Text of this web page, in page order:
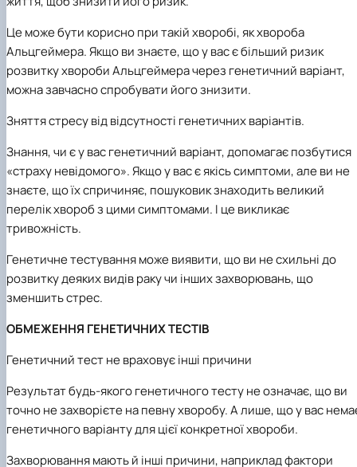
Це може бути корисно при такій хворобі, як хвороба
Альцгеймера. Якщо ви знаєте, що у вас є більший ризик
розвитку хвороби Альцгеймера через генетичний варіант,
можна завчасно спробувати його знизити.
Зняття стресу від відсутності генетичних варіантів.
Знання, чи є у вас генетичний варіант, допомагає позбутися
«страху невідомого». Якщо у вас є якісь симптоми, але ви не
знаєте, що їх спричиняє, пошуковик знаходить великий
перелік хвороб з цими симптомами. І це викликає
тривожність.
Генетичне тестування може виявити, що ви не схильні до
розвитку деяких видів раку чи інших захворювань, що
зменшить стрес.
ОБМЕЖЕННЯ ГЕНЕТИЧНИХ ТЕСТІВ
Генетичний тест не враховує інші причини
Результат будь-якого генетичного тесту не означає, що ви
точно не захворієте на певну хворобу. А лише, що у вас
генетичного варіанту для цієї конкретної хвороби.
Захворювання мають й інші причини, наприклад фактори